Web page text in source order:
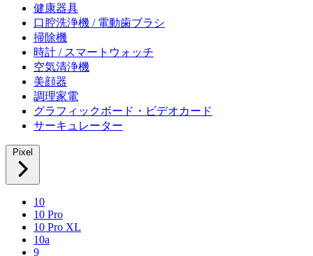
健康器具
口腔洗浄機 / 電動歯ブラシ
掃除機
時計 / スマートウォッチ
空気清浄機
美顔器
調理家電
グラフィックボード・ビデオカード
サーキュレーター
Pixel
10
10 Pro
10 Pro XL
10a
9